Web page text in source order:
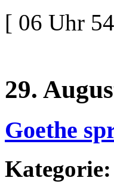
[ 06 Uhr
29.
Goethe
Kategorie: